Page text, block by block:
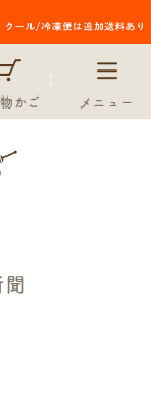
かご メニュー